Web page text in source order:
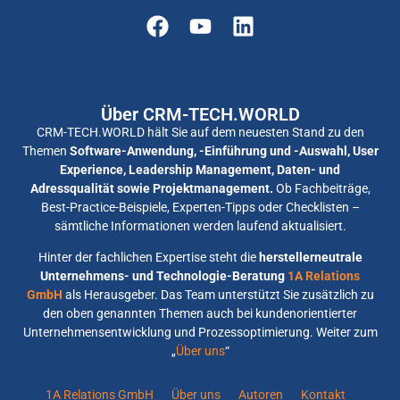
Über CRM-TECH.WORLD
CRM-TECH.WORLD hält Sie auf dem neuesten Stand zu den
Themen Software-Anwendung, -Einführung und -Auswahl, User
Experience, Leadership Management, Daten- und
Adressqualität sowie Projektmanagement. Ob Fachbeiträge,
Best-Practice-Beispiele, Experten-Tipps oder Checklisten –
sämtliche Informationen werden laufend aktualisiert.
Hinter der fachlichen Expertise steht die herstellerneutrale
Unternehmens- und Technologie-Beratung 1A Relations
GmbH als Herausgeber. Das Team unterstützt Sie zusätzlich zu
den oben genannten Themen auch bei kundenorientierter
Unternehmensentwicklung und Prozessoptimierung. Weiter zum
„Über uns“
1A Relations GmbH Über uns Autoren Kontakt